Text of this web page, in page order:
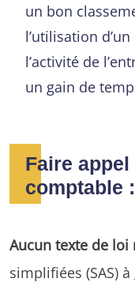
un bon
l’utilisation
l’activité de
un gain de
Faire
comptable
Aucun texte de loi
simplifiées (SAS) à